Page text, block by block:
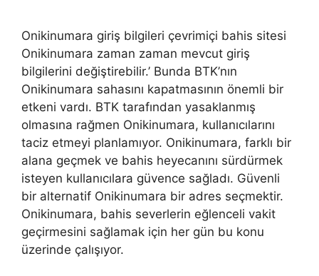
Onikinumara giriş bilgileri çevrimiçi bahis sitesi
Onikinumara zaman zaman mevcut giriş
bilgilerini değiştirebilir.’ Bunda BTK’nın
Onikinumara sahasını kapatmasının önemli bir
etkeni vardı. BTK tarafından yasaklanmış
olmasına rağmen Onikinumara, kullanıcılarını
taciz etmeyi planlamıyor. Onikinumara, farklı bir
alana geçmek ve bahis heyecanını sürdürmek
isteyen kullanıcılara güvence sağladı. Güvenli
bir alternatif Onikinumara bir adres seçmektir.
Onikinumara, bahis severlerin eğlenceli vakit
geçirmesini sağlamak için her gün bu konu
üzerinde çalışıyor.